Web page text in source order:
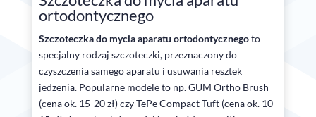
ortodontycznego
Szczoteczka do mycia aparatu ortodontycznegoto
specjalny rodzaj szczoteczki, przeznaczony do
czyszczenia samego aparatu i usuwania resztek
jedzenia. Popularne modele to np. GUM Ortho Brush
(cena ok. 15-20 zł) czy TePe Compact Tuft (cena ok. 10-